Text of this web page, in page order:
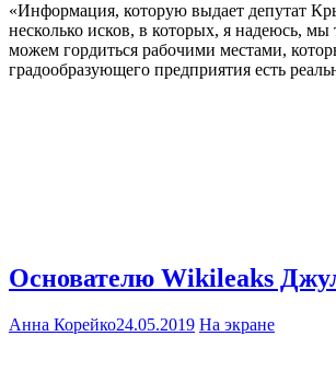
«Информация, которую выдает депутат
несколько исков, в которых, я надеюсь,
можем гордиться рабочими местами,
градообразующего предприятия есть
Основателю Wikileaks
Анна Корейко24.05.2019 На экране